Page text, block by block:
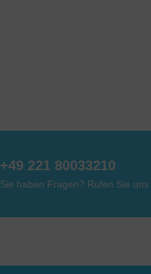
+49 221 80033210
Sie haben Fragen? Rufen Sie